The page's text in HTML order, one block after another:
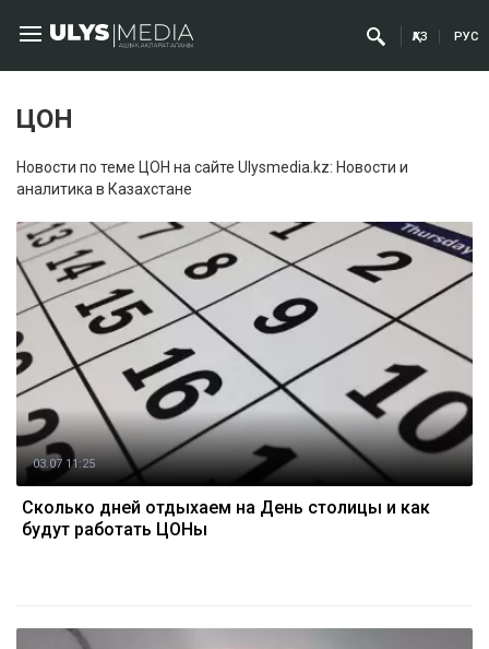
ҚАЗ РУС
ЦОН
Новости по теме ЦОН на сайте Ulysmedia.kz: Новости и
аналитика в Казахстане
03.07 11:25
Сколько дней отдыхаем на День столицы и как
будут работать ЦОНы